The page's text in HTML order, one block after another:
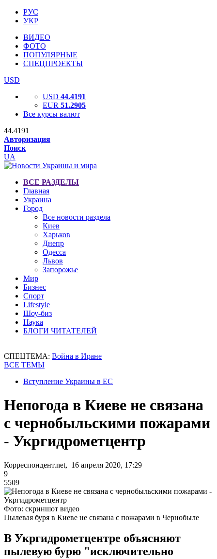
РУС
УКР
ВИДЕО
ФОТО
ПОПУЛЯРНЫЕ
СПЕЦПРОЕКТЫ
USD
USD 44.4191
EUR 51.2905
Все курсы валют
44.4191
Авторизация
Поиск
UA
ВСЕ РАЗДЕЛЫ
Главная
Украина
Город
Все новости раздела
Киев
Харьков
Днепр
Одесса
Львов
Запорожье
Мир
Бизнес
Спорт
Lifestyle
Шоу-биз
Наука
БЛОГИ ЧИТАТЕЛЕЙ
СПЕЦТЕМА: Война в Иране
ВСЕ ТЕМЫ
Вступление Украины в ЕС
Непогода в Киеве не связана
с чернобыльскими пожарами
- Укргидрометцентр
Корреспондент.net, 16 апреля 2020, 17:29
9
5509
Фото: скриншот видео
Пылевая буря в Киеве не связана с пожарами в Чернобыле
В Укргидрометцентре объясняют
пылевую бурю "исключительно